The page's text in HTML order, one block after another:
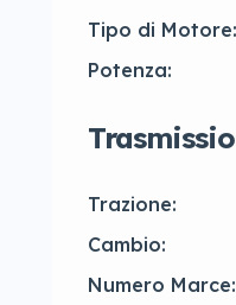
Tipo di Motore:
Potenza:
Trazione:
Cambio:
Numero Marce: